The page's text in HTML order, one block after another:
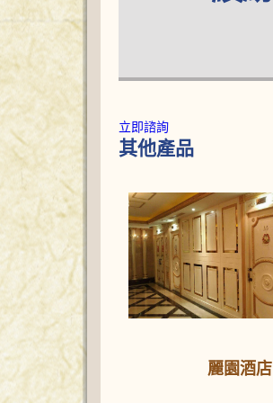
立即諮詢
其他產品
麗園酒店